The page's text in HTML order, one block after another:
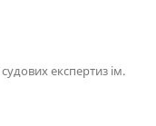
експертиз ім.